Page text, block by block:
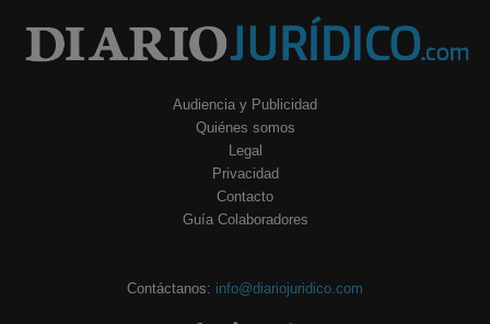
Audiencia y Publicidad
Quiénes somos
Legal
Privacidad
Contacto
Guía Colaboradores
Contáctanos: info@diariojuridico.com